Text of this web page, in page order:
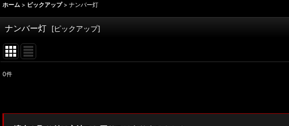
ホーム > ピックアップ > ナンバー灯
ナンバー灯 [ピックアップ]
0件